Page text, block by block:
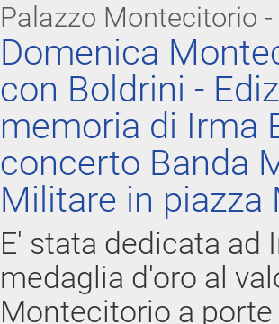
Palazzo Montecitorio
Domenica
con Boldrini -
memoria di Irma
concerto Banda
Militare in
E' stata dedicata ad
medaglia d'oro al
Montecitorio a